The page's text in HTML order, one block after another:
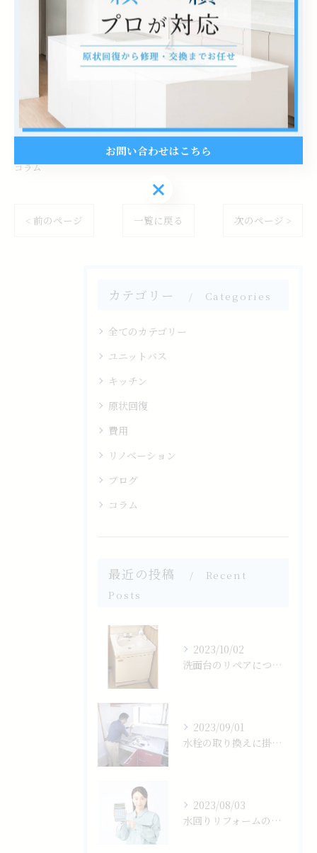
住所 : 埼玉県坂戸市清水町46番40号302
電話番号 : 049-270-9057
--------------------------------------------------------------------
コラム
< 前のページ 一覧に戻る 次のページ >
カテゴリー Categories
全てのカテゴリー
ユニットバス
キッチン
原状回復
費用
リノベーション
ブログ
コラム
最近の投稿
Recent
Posts
2023/10/02
洗面台のリペアについて
2023/09/01
水栓の取り換えに掛かる費用の相場は？
2023/08/03
水回りリフォームの相場について
お問い合わせはこちら
お問い合わせはこちら